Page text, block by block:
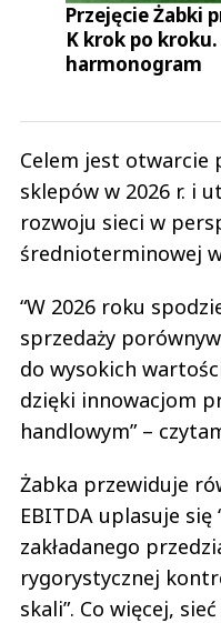
Przejęcie Żabki
K krok po
harmonogram
Celem jest otwarcie
sklepów w 2026 r. i
rozwoju sieci w
średnioterminowej
“W 2026 roku
sprzedaży
do wysokich
dzięki innowacjom
handlowym” –
Żabka przewiduje
EBITDA uplasuje
zakładanego
rygorystycznej
skali”. Co więcej,